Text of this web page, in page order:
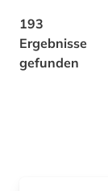
193
Ergebnisse
gefunden